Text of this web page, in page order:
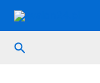
Przejdź
treściSzukaj